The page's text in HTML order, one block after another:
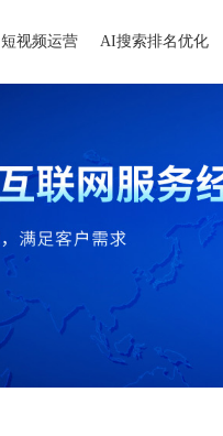
短视频运营 AI搜索排名优化